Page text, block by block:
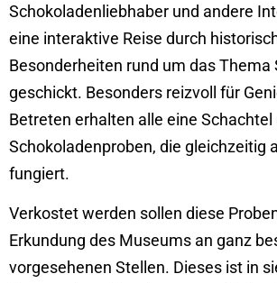
Schokoladenliebhaber und andere
eine interaktive Reise durch
Besonderheiten rund um das Thema
geschickt. Besonders reizvoll für
Betreten erhalten alle eine
Schokoladenproben, die gleichzeitig
fungiert.
Verkostet werden sollen diese
Erkundung des Museums an ganz
vorgesehenen Stellen. Dieses ist in